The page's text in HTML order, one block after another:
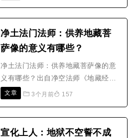
护我啊？」没有看见地藏菩萨拥护
的善根，或者多多的善根，或者一次
的撞车就撞死了，而你只受了..
净土法门法师：供养地藏菩
萨像的意义有哪些？
净土法门法师：供养地藏菩萨像的意
义有哪些？出自净空法师《地藏经讲
义》你能够供养，“烧香供养，瞻礼赞
敬之心，普贤菩萨教导我们修行的方
文章 3个月前 157
宣化上人：地狱不空誓不成